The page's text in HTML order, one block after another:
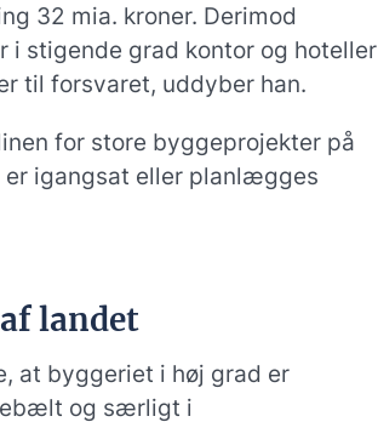
32 mia. kroner. Derimod
i stigende grad kontor og hoteller
til forsvaret, uddyber han.
for store byggeprojekter på
er igangsat eller planlægges
landet
at byggeriet i høj grad er
og særligt i